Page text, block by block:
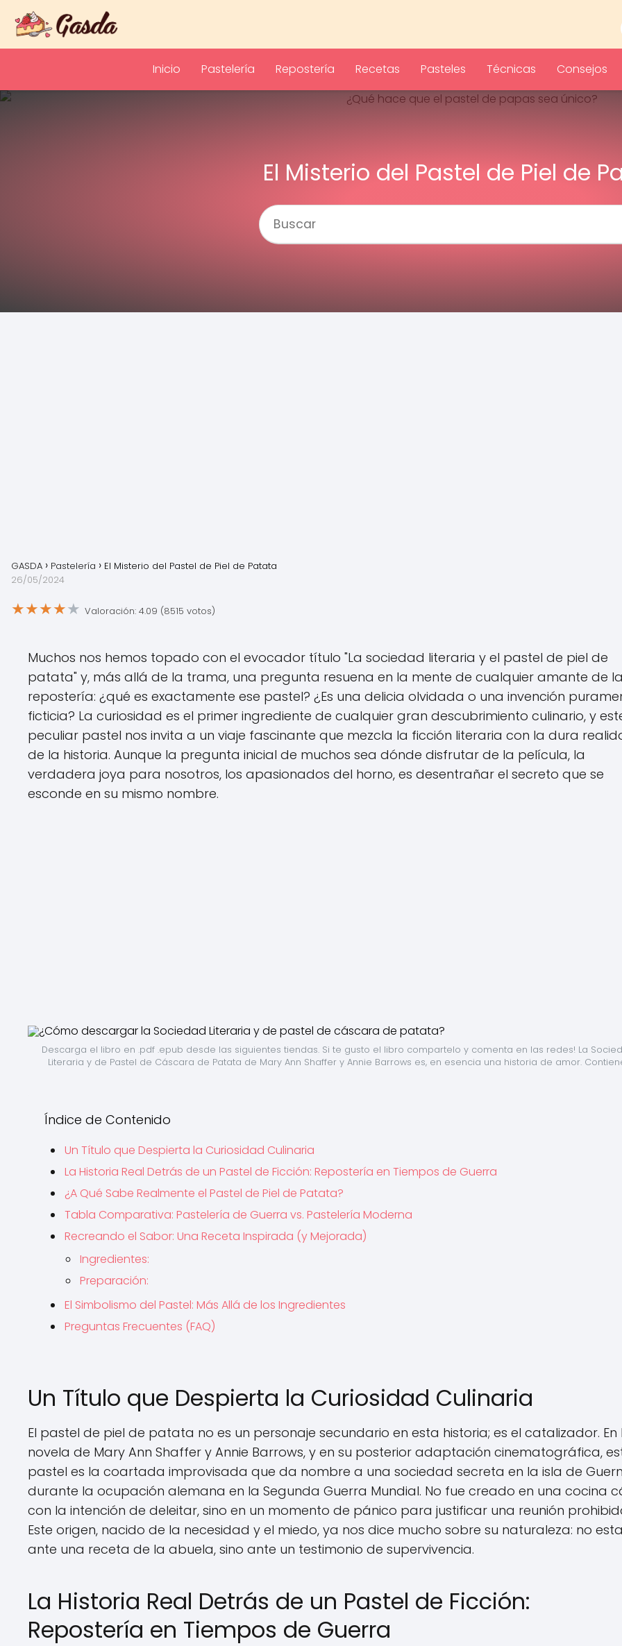
Inicio Pastelería Repostería Recetas Pasteles Técnicas Consejos
El Misterio del Pastel de Piel de
GASDA Pastelería
El Misterio del Pastel de Piel de Patata
26/05/2024
★★★★★ Valoración: 4.09 (8515 votos)
Muchos nos hemos topado con el evocador título "La sociedad literaria y el pastel de piel de
patata" y, más allá de la trama, una pregunta resuena en la mente de cualquier amante de la
repostería: ¿qué es exactamente ese pastel? ¿Es una delicia olvidada o una invención
ficticia? La curiosidad es el primer ingrediente de cualquier gran descubrimiento culinario, y
peculiar pastel nos invita a un viaje fascinante que mezcla la ficción literaria con la dura
de la historia. Aunque la pregunta inicial de muchos sea dónde disfrutar de la película, la
verdadera joya para nosotros, los apasionados del horno, es desentrañar el secreto que se
esconde en su mismo nombre.
Descarga el libro en .pdf .epub desde las siguientes tiendas. Si te gusto el libro compartelo y comenta en las redes! La
Literaria y de Pastel de Cáscara de Patata de Mary Ann Shaffer y Annie Barrows es, en esencia una historia de amor.
Índice de Contenido
Un Título que Despierta la Curiosidad Culinaria
La Historia Real Detrás de un Pastel de Ficción: Repostería en Tiempos de Guerra
¿A Qué Sabe Realmente el Pastel de Piel de Patata?
Tabla Comparativa: Pastelería de Guerra vs. Pastelería Moderna
Recreando el Sabor: Una Receta Inspirada (y Mejorada)
Ingredientes:
Preparación:
El Simbolismo del Pastel: Más Allá de los Ingredientes
Preguntas Frecuentes (FAQ)
Un Título que Despierta la Curiosidad Culinaria
El pastel de piel de patata no es un personaje secundario en esta historia; es el catalizador. En
novela de Mary Ann Shaffer y Annie Barrows, y en su posterior adaptación cinematográfica,
pastel es la coartada improvisada que da nombre a una sociedad secreta en la isla de
durante la ocupación alemana en la Segunda Guerra Mundial. No fue creado en una cocina
con la intención de deleitar, sino en un momento de pánico para justificar una reunión
Este origen, nacido de la necesidad y el miedo, ya nos dice mucho sobre su naturaleza: no
ante una receta de la abuela, sino ante un testimonio de supervivencia.
La Historia Real Detrás de un Pastel de Ficción:
Repostería en Tiempos de Guerra